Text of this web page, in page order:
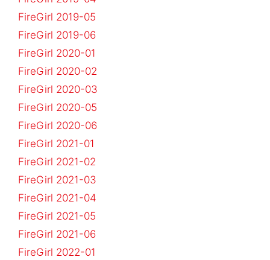
FireGirl 2019-05
FireGirl 2019-06
FireGirl 2020-01
FireGirl 2020-02
FireGirl 2020-03
FireGirl 2020-05
FireGirl 2020-06
FireGirl 2021-01
FireGirl 2021-02
FireGirl 2021-03
FireGirl 2021-04
FireGirl 2021-05
FireGirl 2021-06
FireGirl 2022-01